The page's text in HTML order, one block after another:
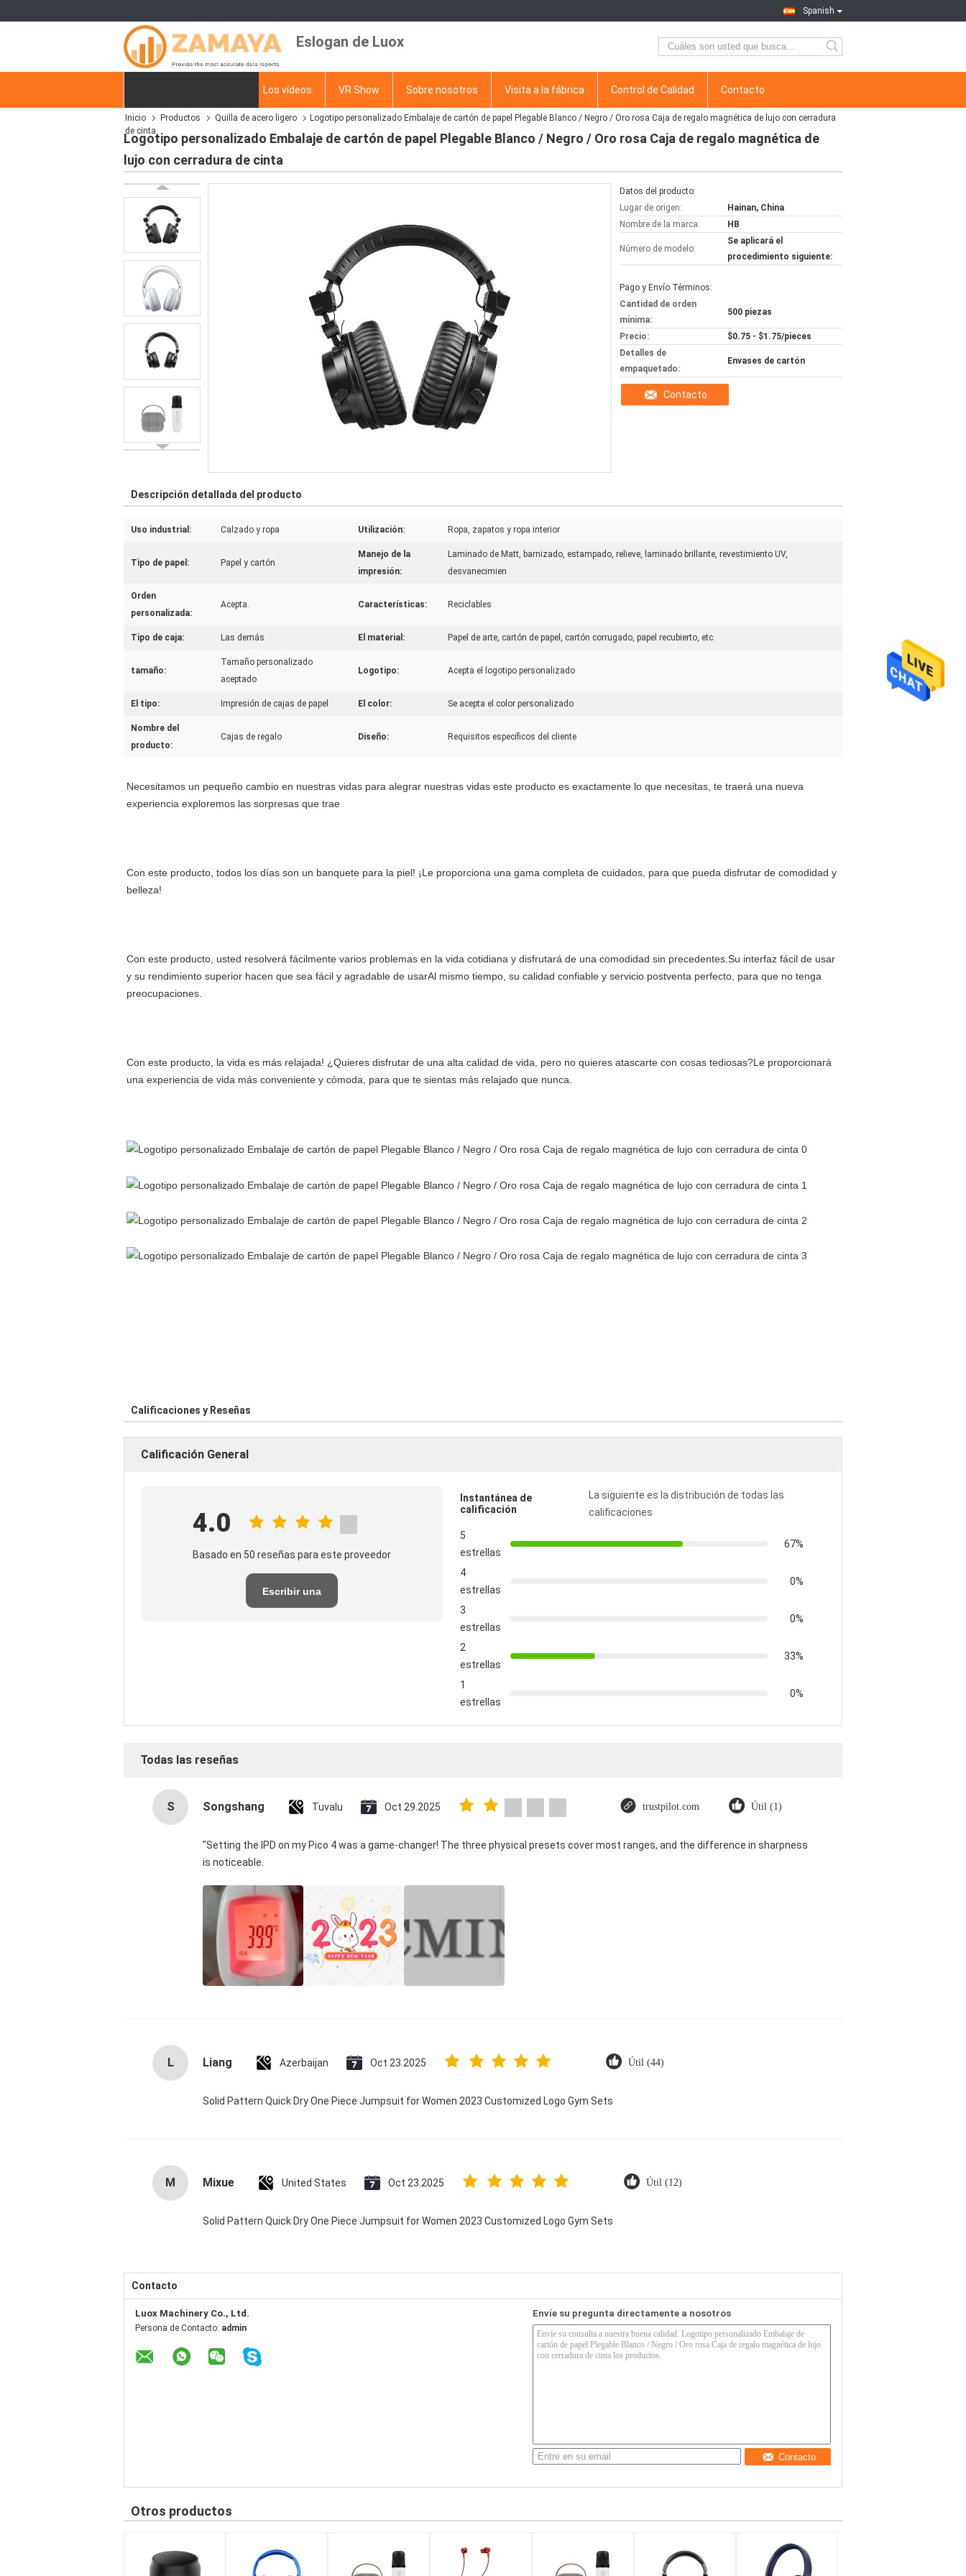
Spanish
Eslogan de Luox
Los vídeos VR Show Sobre nosotros Visita a la fábrica Control de Calidad Contacto
Solicitar una cotización
Inicio Productos Quilla de acero ligero
Logotipo personalizado Embalaje de cartón de papel Plegable Blanco / Negro / Oro rosa Caja de regalo magnética de lujo con cerradura
de cinta
Logotipo personalizado Embalaje de cartón de papel Plegable Blanco / Negro / Oro rosa Caja de regalo magnética de
lujo con cerradura de cinta
Datos del producto:
Lugar de origen:
Hainan, China
Nombre de la marca:
HB
Número de modelo:
Se aplicará el
procedimiento siguiente:
Pago y Envío Términos:
Cantidad de orden
mínima:
500 piezas
Precio:
$0.75 - $1.75/pieces
Detalles de
empaquetado:
Envases de cartón
Contacto
Descripción detallada del producto
Uso industrial: Calzado y ropa Utilización: Ropa, zapatos y ropa interior
Tipo de papel: Papel y cartón
Manejo de la
impresión:
Laminado de Matt, barnizado, estampado, relieve, laminado brillante, revestimiento UV,
desvanecimien
Orden
personalizada:
Acepta. Características: Reciclables
Tipo de caja: Las demás El material: Papel de arte, cartón de papel, cartón corrugado, papel recubierto, etc.
tamaño:
Tamaño personalizado
aceptado
Logotipo: Acepta el logotipo personalizado
El tipo: Impresión de cajas de papel El color: Se acepta el color personalizado
Nombre del
producto:
Cajas de regalo Diseño: Requisitos específicos del cliente
Necesitamos un pequeño cambio en nuestras vidas para alegrar nuestras vidas este producto es exactamente lo que necesitas, te traerá una nueva
experiencia exploremos las sorpresas que trae
Con este producto, todos los días son un banquete para la piel! ¡Le proporciona una gama completa de cuidados, para que pueda disfrutar de comodidad y
belleza!
Con este producto, usted resolverá fácilmente varios problemas en la vida cotidiana y disfrutará de una comodidad sin precedentes.Su interfaz fácil de usar
y su rendimiento superior hacen que sea fácil y agradable de usarAl mismo tiempo, su calidad confiable y servicio postventa perfecto, para que no tenga
preocupaciones.
Con este producto, la vida es más relajada! ¿Quieres disfrutar de una alta calidad de vida, pero no quieres atascarte con cosas tediosas?Le proporcionará
una experiencia de vida más conveniente y cómoda, para que te sientas más relajado que nunca.
Calificaciones y Reseñas
Calificación General
4.0
Basado en 50 reseñas para este proveedor
Escribir una
Instantánea de
calificación
La siguiente es la distribución de todas las
calificaciones
5
estrellas
67%
4
estrellas
0%
3
estrellas
0%
2
estrellas
33%
1
estrellas
0%
Todas las reseñas
S Songshang Tuvalu Oct 29.2025 trustpilot.com Útil (1)
"Setting the IPD on my Pico 4 was a game-changer! The three physical presets cover most ranges, and the difference in sharpness
is noticeable.
L Liang Azerbaijan Oct 23.2025 Útil (44)
Solid Pattern Quick Dry One Piece Jumpsuit for Women 2023 Customized Logo Gym Sets
M Mixue United States Oct 23.2025 Útil (12)
Solid Pattern Quick Dry One Piece Jumpsuit for Women 2023 Customized Logo Gym Sets
Contacto
Luox Machinery Co., Ltd.
Persona de Contacto: admin
Envíe su pregunta directamente a nosotros
Contacto
Otros productos